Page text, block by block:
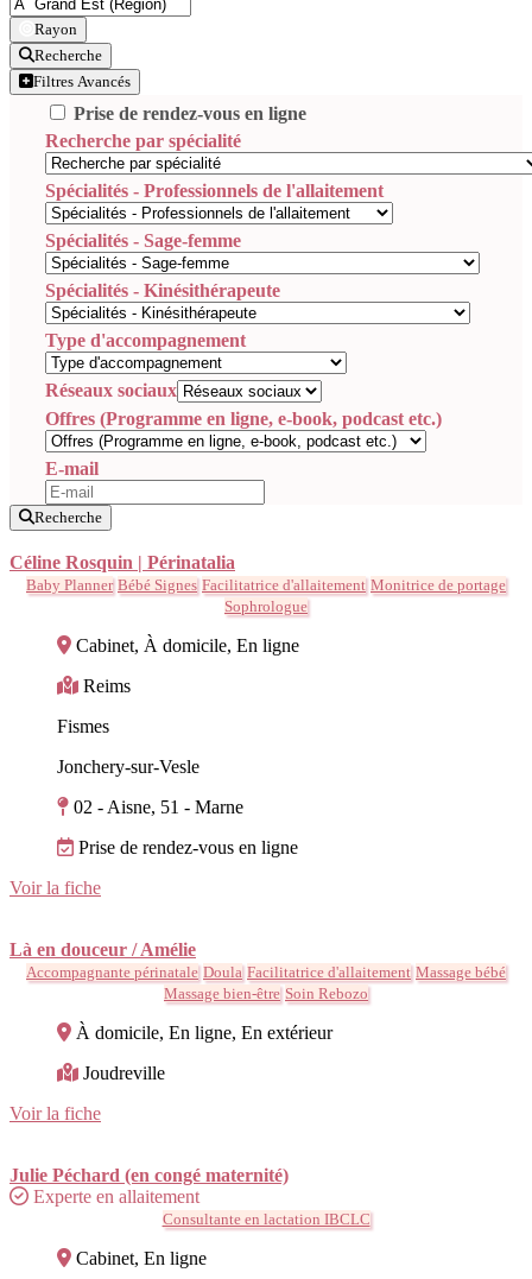
Rayon
Recherche
Filtres Avancés
Prise de rendez-vous en ligne
Recherche par spécialité
Spécialités - Professionnels de l'allaitement
Spécialités - Sage-femme
Spécialités - Kinésithérapeute
Type d'accompagnement
Réseaux sociaux
Offres (Programme en ligne, e-book, podcast etc.)
E-mail
Recherche
Céline Rosquin | Périnatalia
Baby Planner Bébé Signes Facilitatrice d'allaitement Monitrice de portage
Sophrologue
Cabinet, À domicile, En ligne
Reims
Fismes
Jonchery-sur-Vesle
02 - Aisne, 51 - Marne
Prise de rendez-vous en ligne
Voir la fiche
Là en douceur / Amélie
Accompagnante périnatale Doula Facilitatrice d'allaitement Massage bébé
Massage bien-être Soin Rebozo
À domicile, En ligne, En extérieur
Joudreville
Voir la fiche
Julie Péchard (en congé maternité)
Experte en allaitement
Consultante en lactation IBCLC
Cabinet, En ligne